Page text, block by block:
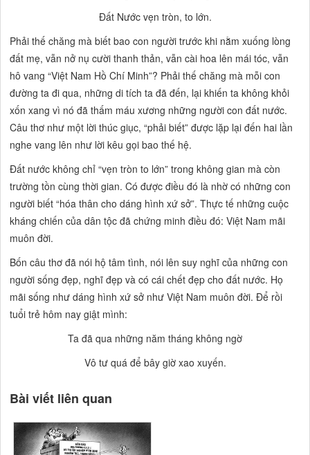
Đất Nước vẹn tròn, to lớn.
Phải thế chăng mà biết bao con người trước khi nằm xuống lòng
đất mẹ, vẫn nở nụ cười thanh thản, vẫn cài hoa lên mái tóc, vẫn
hô vang “Việt Nam Hồ Chí Minh”? Phải thế chăng mà mỗi con
đường ta đi qua, những di tích ta đã đến, lại khiến ta không khỏi
xốn xang vì nó đã thấm máu xương những người con đất nước.
Câu thơ như một lời thúc giục, “phải biết” được lặp lại đến hai lần
nghe vang lên như lời kêu gọi bao thế hệ.
Đất nước không chỉ “vẹn tròn to lớn” trong không gian mà còn
trường tồn cùng thời gian. Có được điều đó là nhờ có những con
người biết “hóa thân cho dáng hình xứ sở”. Thực tế những cuộc
kháng chiến của dân tộc đã chứng minh điều đó: Việt Nam mãi
muôn đời.
Bốn câu thơ đã nói hộ tâm tình, nói lên suy nghĩ của những con
người sống đẹp, nghĩ đẹp và có cái chết đẹp cho đất nước. Họ
mãisống như dáng hình xứ sở như Việt Nam muôn đời. Để rồi
tuổi trẻ hôm nay giật mình:
Ta đã qua những năm tháng không ngờ
Vô tư quá để bây giờ xao xuyến.
Bài viết liên quan